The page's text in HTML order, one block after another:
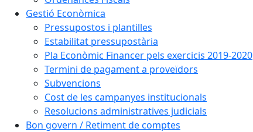
Gestió Econòmica
Pressupostos i plantilles
Estabilitat pressupostària
Pla Econòmic Financer pels exercicis 2019-2020
Termini de pagament a proveïdors
Subvencions
Cost de les campanyes institucionals
Resolucions administratives judicials
Bon govern / Retiment de comptes